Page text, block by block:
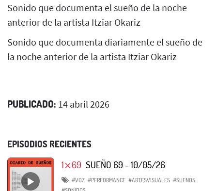
Sonido que documenta el sueño de la noche
anterior de la artista Itziar Okariz
Sonido que documenta diariamente el sueño de
la noche anterior de la artista Itziar Okariz
PUBLICADO: 14 abril 2026
EPISODIOS RECIENTES
1⨯69 SUEÑO 69 - 10/05/26
#VOZ #PERFORMANCE #ARTESVISUALES #SUENOS